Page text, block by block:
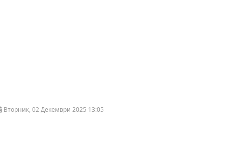
Вторник, 02 Декември 2025 13:05